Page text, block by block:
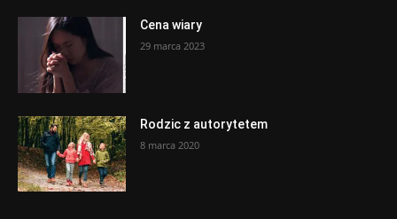
Cena wiary
29 marca 2023
Rodzic z autorytetem
8 marca 2020